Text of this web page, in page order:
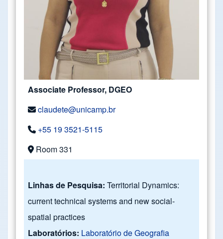
Associate Professor, DGEO
claudete@unicamp.br
+55 19 3521-5115
Room 331
Linhas de Pesquisa: Territorial Dynamics:
current technical systems and new social-
spatial practices
Laboratórios: Laboratório de Geografia